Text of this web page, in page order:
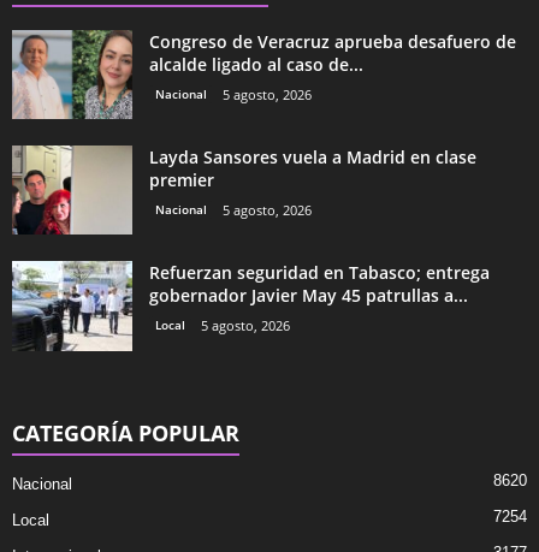
Congreso de Veracruz aprueba desafuero de
alcalde ligado al caso de...
Nacional 5 agosto, 2026
Layda Sansores vuela a Madrid en clase
premier
Nacional 5 agosto, 2026
Refuerzan seguridad en Tabasco; entrega
gobernador Javier May 45 patrullas a...
Local 5 agosto, 2026
CATEGORÍA POPULAR
Nacional 8620
Local 7254